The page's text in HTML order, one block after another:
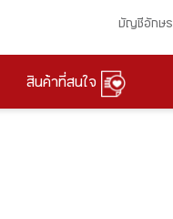
บัญชีอักษร
สินค้าที่สนใจ